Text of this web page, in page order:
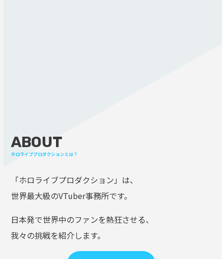
ABOUT
ホロライブプロダクションとは？
「ホロライブプロダクション」は、
世界最大級のVTuber事務所です。
日本発で世界中のファンを熱狂させる、
我々の挑戦を紹介します。